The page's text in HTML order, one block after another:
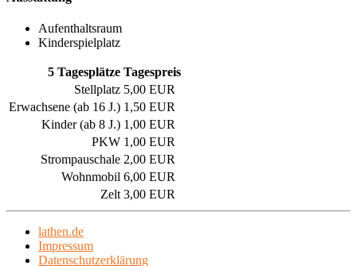
Aufenthaltsraum
Kinderspielplatz
5 Tagesplätze Tagespreis
Stellplatz 5,00 EUR
Erwachsene (ab 16 J.) 1,50 EUR
Kinder (ab 8 J.) 1,00 EUR
PKW 1,00 EUR
Strompauschale 2,00 EUR
Wohnmobil 6,00 EUR
Zelt 3,00 EUR
lathen.de
Impressum
Datenschutzerklärung